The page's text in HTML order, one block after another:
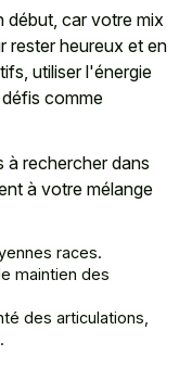
début, car votre mix
rester heureux et en
utiliser l'énergie
comme
à rechercher dans
à votre mélange
races.
maintien des
des articulations,